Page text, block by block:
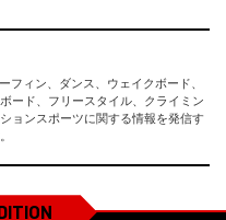
フィン、ダンス、ウェイクボード、
ード、フリースタイル、クライミン
ョンスポーツに関する情報を発信す